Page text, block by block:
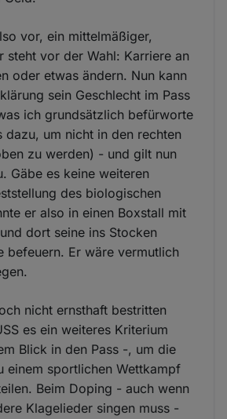
vor, ein mittelmäßiger,
steht vor der Wahl: Karriere an
oder etwas ändern. Nun kann
sein Geschlecht im Pass
ich grundsätzlich befürworte
dazu, um nicht in den rechten
zu werden) - und gilt nun
Gäbe es keine weiteren
des biologischen
er also in einen Boxstall mit
dort seine ins Stocken
befeuern. Er wäre vermutlich
nicht ernsthaft bestritten
es ein weiteres Kriterium
Blick in den Pass -, um die
einem sportlichen Wettkampf
Beim Doping - auch wenn
Klagelieder singen muss -